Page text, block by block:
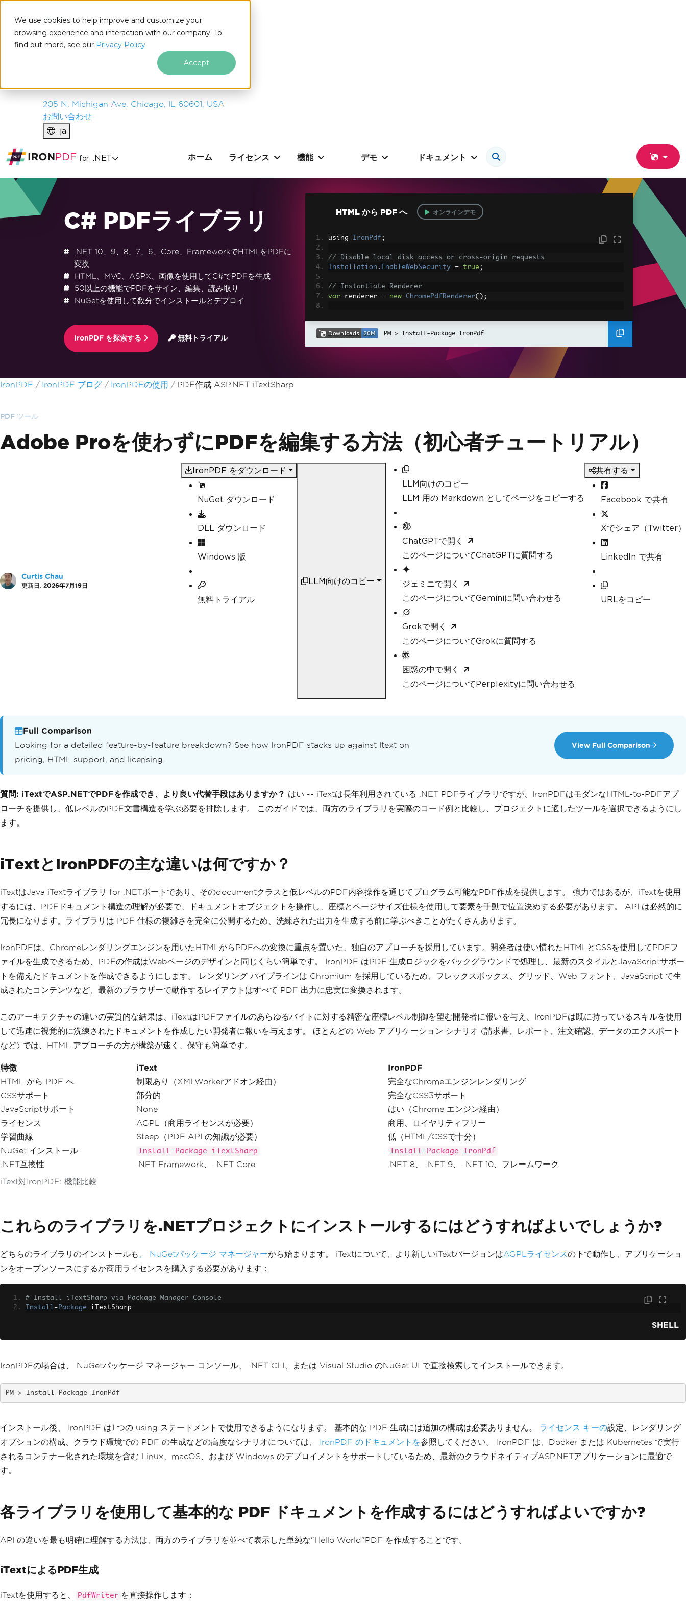
We use cookies to help improve and customize your
browsing experience and interaction with our company. To
find out more, see our Privacy Policy.
Accept
IRONSOFTWARE
製品
エンタープライズ
205 N. Michigan Ave. Chicago, IL 60601, USA
お問い合わせ
ja
for .NET ホーム ライセンス 機能 デモ ドキュメント
C# PDFライブラリ
.NET 10、9、8、7、6、Core、FrameworkでHTMLをPDFに
変換
HTML、MVC、ASPX、画像を使用してC#でPDFを生成
50以上の機能でPDFをサイン、編集、読み取り
NuGetを使用して数分でインストールとデプロイ
IronPDF を探索する 無料トライアル
HTML から PDF へ オンラインデモ
using IronPdf ;
// Disable local disk access or cross-origin requests
Installation . EnableWebSecurity = true ;
// Instantiate Renderer
var renderer = new ChromePdfRenderer();
myAdvancedPdf
.SaveAs "html-with-assets.pdf"
Install-Package IronPdf
フッターコンテンツにスキップ
IronPDF IronPDF ブログ IronPDFの使用 PDF作成 ASP.NET iTextSharp
PDF ツール
Adobe Proを使わずにPDFを編集する方法（初心者チュートリアル）
Curtis Chau
更新日: 2026年7月19日
IronPDF をダウンロード
NuGet ダウンロード
DLL ダウンロード
Windows 版
無料トライアル
LLM向けのコピー
LLM向けのコピー
LLM 用の Markdown としてページをコピーする
ChatGPTで開く
このページについてChatGPTに質問する
ジェミニで開く
このページについてGeminiに問い合わせる
Grokで開く
このページについてGrokに質問する
困惑の中で開く
このページについてPerplexityに問い合わせる
共有する
Facebook で共有
Xでシェア（Twitter）
LinkedIn で共有
URLをコピー
Full Comparison
Looking for a detailed feature-by-feature breakdown? See how IronPDF stacks up against Itext on
pricing, HTML support, and licensing.
View Full Comparison
質問: iTextでASP.NETでPDFを作成でき、より良い代替手段はありますか？ はい -- iTextは長年利用されている .NET PDFライブラリですが、IronPDFはモダンなHTML-to-PDFアプ
ローチを提供し、低レベルのPDF文書構造を学ぶ必要を排除します。 このガイドでは、両方のライブラリを実際のコード例と比較し、プロジェクトに適したツールを選択できるようにし
ます。
iTextとIronPDFの主な違いは何ですか？
iTextはJava iTextライブラリ for .NETポートであり、そのdocumentクラスと低レベルのPDF内容操作を通じてプログラム可能なPDF作成を提供します。 強力ではあるが、iTextを使用
するには、PDFドキュメント構造の理解が必要で、ドキュメントオブジェクトを操作し、座標とページサイズ仕様を使用して要素を手動で位置決めする必要があります。 API は必然的に
冗長になります。ライブラリは PDF 仕様の複雑さを完全に公開するため、洗練された出力を生成する前に学ぶべきことがたくさんあります。
IronPDFは、Chromeレンダリングエンジンを用いたHTMLからPDFへの変換に重点を置いた、独自のアプローチを採用しています。開発者は使い慣れたHTMLとCSSを使用してPDFフ
ァイルを生成できるため、PDFの作成はWebページのデザインと同じくらい簡単です。 IronPDF はPDF 生成ロジックをバックグラウンドで処理し、最新のスタイルとJavaScriptサポー
トを備えたドキュメントを作成できるようにします。 レンダリング パイプラインは Chromium を採用しているため、フレックスボックス、グリッド、Web フォント、JavaScript で生
成されたコンテンツなど、最新のブラウザーで動作するレイアウトはすべて PDF 出力に忠実に変換されます。
このアーキテクチャの違いの実質的な結果は、iTextはPDFファイルのあらゆるバイトに対する精密な座標レベル制御を望む開発者に報いを与え、IronPDFは既に持っているスキルを使用
して迅速に視覚的に洗練されたドキュメントを作成したい開発者に報いを与えます。 ほとんどの Web アプリケーション シナリオ (請求書、レポート、注文確認、データのエクスポート
など) では、HTML アプローチの方が構築が速く、保守も簡単です。
iText対IronPDF: 機能比較
特徴 iText
IronPDF
HTML から PDF へ
制限あり（XMLWorkerアドオン経由）
完全なChromeエンジンレンダリング
CSSサポート
部分的
完全なCSS3サポート
JavaScriptサポート
None
はい（Chrome エンジン経由）
ライセンス
AGPL（商用ライセンスが必要）
商用、ロイヤリティフリー
学習曲線
Steep（PDF API の知識が必要）
低（HTML/CSSで十分）
NuGet インストール
Install-Package iTextSharp Install-Package IronPdf
.NET互換性 .NET Framework、 .NET Core .NET 8、 .NET 9、 .NET 10、フレームワーク
これらのライブラリを.NETプロジェクトにインストールするにはどうすればよいでしょうか?
どちらのライブラリのインストールも 、 NuGetパッケージ マネージャーから始まります。 iTextについて、より新しいiTextバージョンはAGPLライセンスの下で動作し、アプリケーショ
ンをオープンソースにするか商用ライセンスを購入する必要があります：
# Install iTextSharp via Package Manager Console
Install- Package iTextSharp
SHELL
IronPDFの場合は、 NuGetパッケージ マネージャー コンソール、 .NET CLI、または Visual Studio のNuGet UI で直接検索してインストールできます。
Install-Package IronPdf
インストール後、 IronPDF は1 つの using ステートメントで使用できるようになります。 基本的な PDF 生成には追加の構成は必要ありません。 ライセンス キーの設定、レンダリング
オプションの構成、クラウド環境での PDF の生成などの高度なシナリオについては、 IronPDF のドキュメントを参照してください。 IronPDF は、Docker または Kubernetes で実行
されるコンテナー化された環境を含む Linux、macOS、および Windows のデプロイメントをサポートしているため、最新のクラウドネイティブASP.NETアプリケーションに最適で
す。
各ライブラリを使用して基本的な PDF ドキュメントを作成するにはどうすればよいですか?
API の違いを最も明確に理解する方法は、両方のライブラリを並べて表示した単純な"Hello World"PDF を作成することです。
iTextによるPDF生成
iTextを使用すると、 PdfWriter を直接操作します：